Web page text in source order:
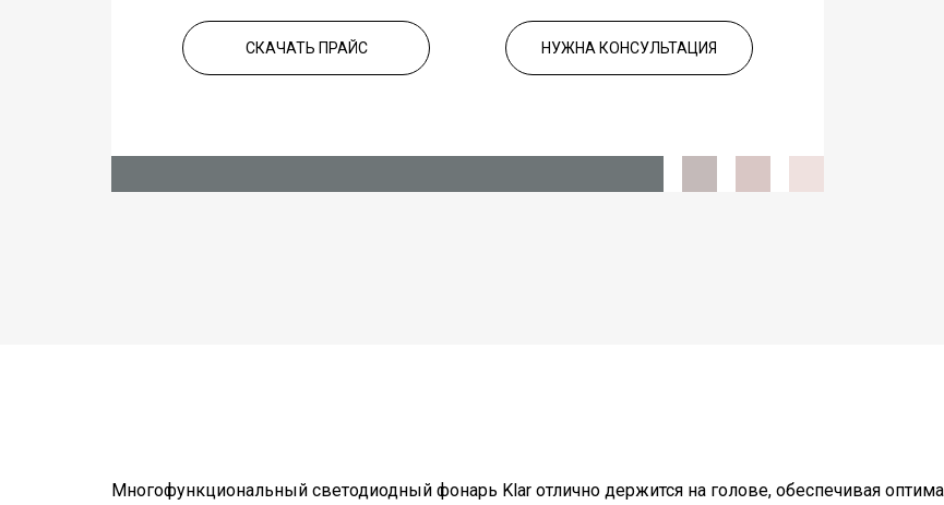
СКАЧАТЬ ПРАЙС НУЖНА КОНСУЛЬТАЦИЯ
Многофункциональный светодиодный фонарь Klar отлично держится на голове, обеспечивая